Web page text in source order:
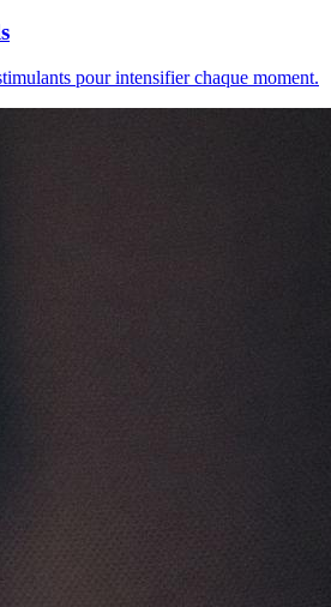
pour intensifier chaque moment.